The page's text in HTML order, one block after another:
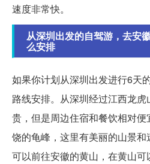
速度非常快。
从深圳出发的自驾游，去安
么安排
如果你计划从深圳出发进行6天
路线安排。从深圳经过江西龙
贵，但是周边住宿和餐饮相对
饶的龟峰，这里有美丽的山景
可以前往安徽的黄山，在黄山